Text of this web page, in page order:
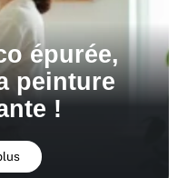
épurée,
peinture
!